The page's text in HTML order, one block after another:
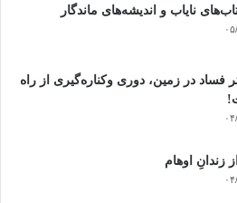
نایاب و اندیشه‌های ماندگار
فساد در زمین‌، دوری وکناره‌گیری از راه
زندانِ اوهام